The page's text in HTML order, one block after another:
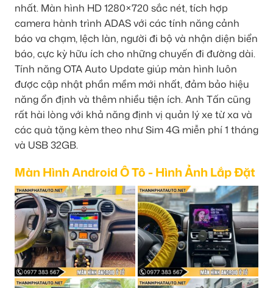
nhất. Màn hình HD 1280×720 sắc nét, tích hợp
camera hành trình ADAS với các tính năng cảnh
báo va chạm, lệch làn, người đi bộ và nhận diện biển
báo, cực kỳ hữu ích cho những chuyến đi đường dài.
Tính năng OTA Auto Update giúp màn hình luôn
được cập nhật phần mềm mới nhất, đảm bảo hiệu
năng ổn định và thêm nhiều tiện ích. Anh Tấn cũng
rất hài lòng với khả năng định vị quản lý xe từ xa và
các quà tặng kèm theo như Sim 4G miễn phí 1 tháng
và USB 32GB.
Màn Hình Android Ô Tô - Hình Ảnh Lắp Đặt